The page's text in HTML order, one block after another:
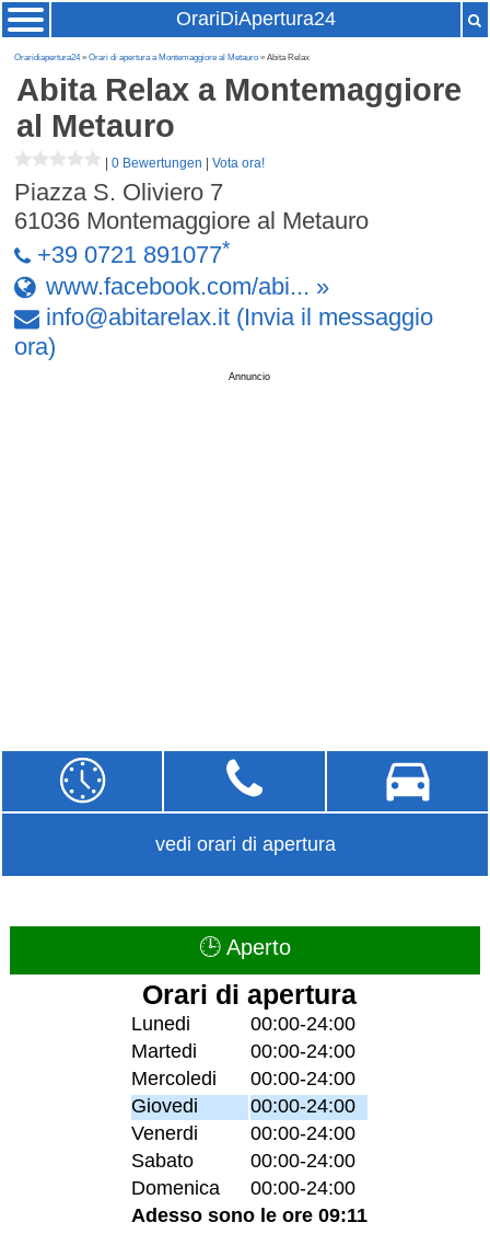
OrariDiApertura24
Oraridiapertura24»Orari di apertura a Montemaggiore al Metauro » Abita Relax
Abita Relax a Montemaggiore
al Metauro
|0 Bewertungen |Vota ora!
Piazza S. Oliviero 7
61036 Montemaggiore al Metauro
+39 0721 891077*
www.facebook.com/abi... »
info@abitarelax.it (Invia il messaggio
ora)
Annuncio
vedi orari di apertura
🕒 Aperto
Orari di apertura
Lunedi
00:00-24:00
Martedi
00:00-24:00
Mercoledi
00:00-24:00
Giovedi
00:00-24:00
Venerdi
00:00-24:00
Sabato
00:00-24:00
Domenica
00:00-24:00
Adesso sono le ore 09:11